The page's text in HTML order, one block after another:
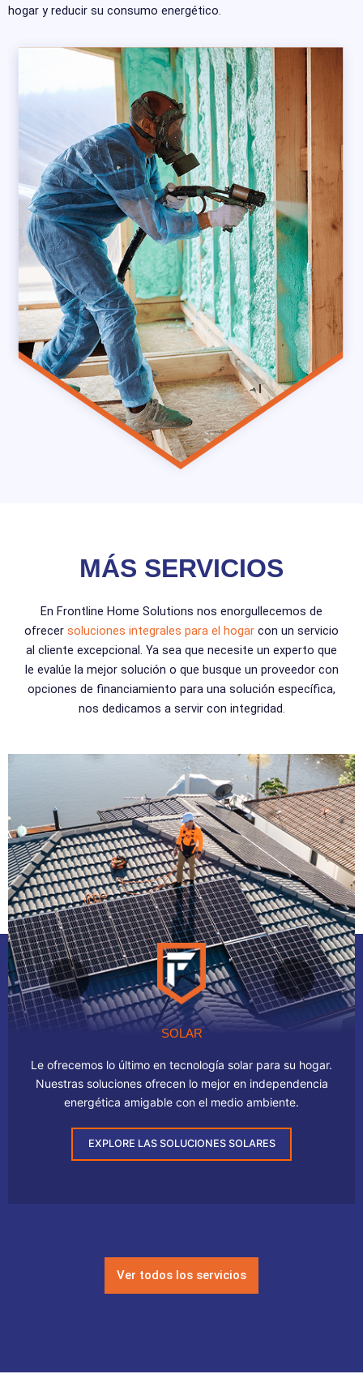
hogar y reducir su consumo energético.
MÁS SERVICIOS
En Frontline Home Solutions nos enorgullecemos de
ofrecer soluciones integrales para el hogar con un servicio
al cliente excepcional. Ya sea que necesite un experto que
le evalúe la mejor solución o que busque un proveedor con
opciones de financiamiento para una solución específica,
nos dedicamos a servir con integridad.
SOLAR
Le ofrecemos lo último en tecnología solar para su hogar.
Nuestras soluciones ofrecen lo mejor en independencia
energética amigable con el medio ambiente.
EXPLORE LAS SOLUCIONES SOLARES
Ver todos los servicios